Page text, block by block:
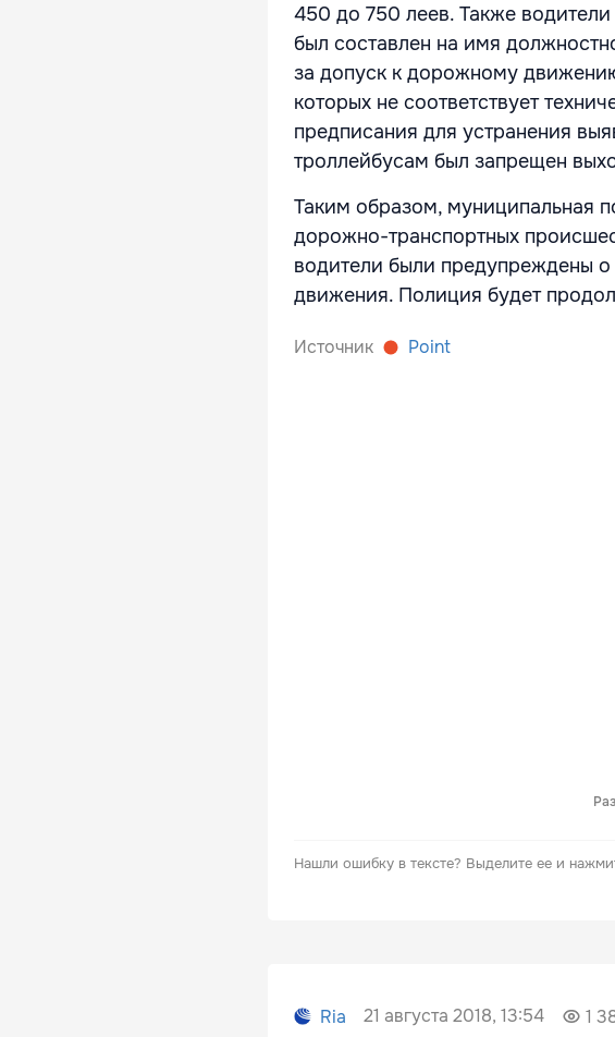
450 до 750 леев. Также
был составлен на имя
за допуск к дорожному
которых не соответствует
предписания для устранения
троллейбусам был запрещен
Таким образом, муниципальная
дорожно-транспортных
водители были предупреждены
движения. Полиция будет
Источник Point
Нашли ошибку в тексте? Выделите ее и
Ria 21 августа 2018, 13:54 1